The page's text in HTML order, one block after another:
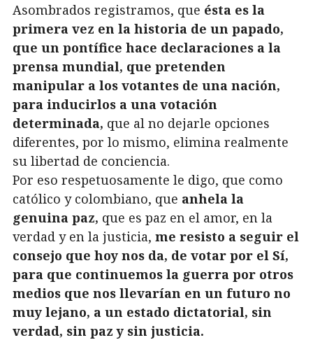
Asombrados registramos, que ésta es la
primera vez en la historia de un papado,
que un pontífice hace declaraciones a la
prensa mundial, que pretenden
manipular a los votantes de una nación,
para inducirlos a una votación
determinada, que al no dejarle opciones
diferentes, por lo mismo, elimina realmente
su libertad de conciencia.
Por eso respetuosamente le digo, que como
católico y colombiano, que anhela la
genuina paz, que es paz en el amor, en la
verdad y en la justicia, me resisto a seguir el
consejo que hoy nos da, de votar por el Sí,
para que continuemos la guerra por otros
medios que nos llevarían en un futuro no
muy lejano, a un estado dictatorial, sin
verdad, sin paz y sin justicia.